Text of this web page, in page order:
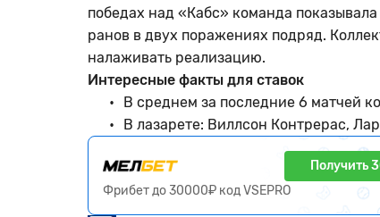
победах над «Кабс» команда
ранов в двух поражениях подряд.
налаживать реализацию.
Интересные факты для ставок
В среднем за последние 6 матчей
В лазарете: Виллсон Контрерас,
Получить
Фрибет до 30000₽ код VSEPRO